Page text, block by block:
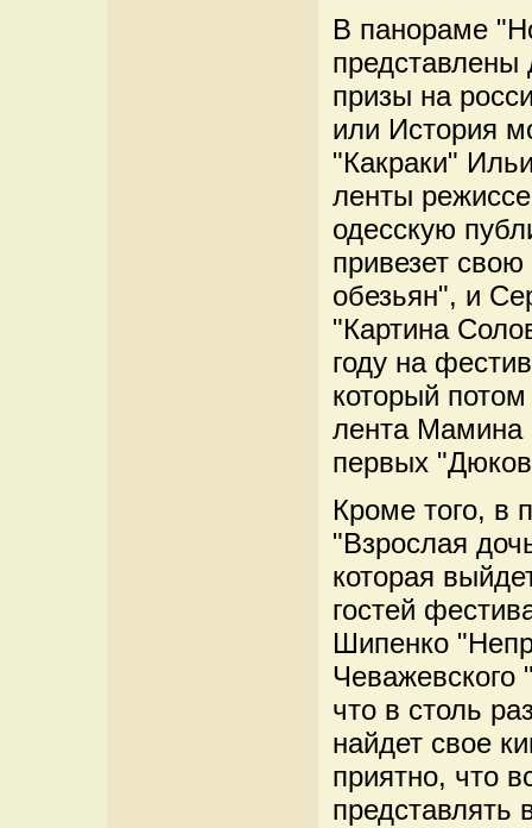
В панораме
призы на
или История
"Какраки"
ленты
одесскую
привезет
обезьян", и
"Картина
году на
который
лента Мамина
первых
Кроме того, в
"Взрослая
которая
гостей
Шипенко
что в столь
найдет свое
приятно, что
представлять